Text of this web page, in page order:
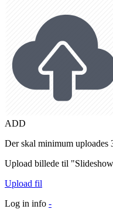
ADD
Der skal minimum uploades
Upload billede til
Upload fil
Log in info -